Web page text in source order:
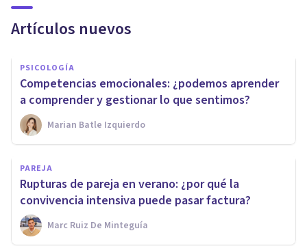
Artículos nuevos
PSICOLOGÍA
Competencias emocionales: ¿podemos aprender
a comprender y gestionar lo que sentimos?
Marian Batle Izquierdo
PAREJA
Rupturas de pareja en verano: ¿por qué la
convivencia intensiva puede pasar factura?
Marc Ruiz De Minteguía